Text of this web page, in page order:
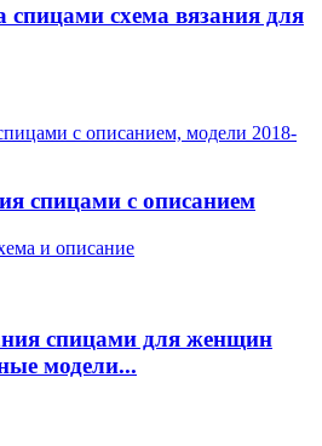
спицами схема вязания для
спицами с описанием
и описание
спицами для женщин
модели...